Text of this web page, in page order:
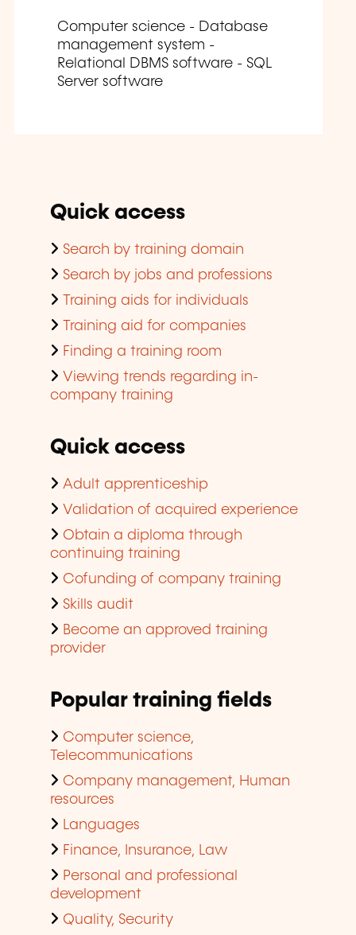
Computer science - Database
management system -
Relational DBMS software - SQL
Server software
Quick access
Search by training domain
Search by jobs and professions
Training aids for individuals
Training aid for companies
Finding a training room
Viewing trends regarding in-
company training
Quick access
Adult apprenticeship
Validation of acquired experience
Obtain a diploma through
continuing training
Cofunding of company training
Skills audit
Become an approved training
provider
Popular training fields
Computer science,
Telecommunications
Company management, Human
resources
Languages
Finance, Insurance, Law
Personal and professional
development
Quality, Security